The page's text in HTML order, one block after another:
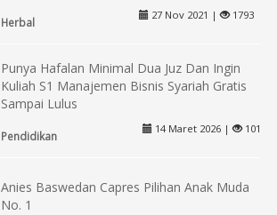
Herbal
27 Nov 2021 | 1793
Punya Hafalan Minimal Dua Juz Dan Ingin
Kuliah S1 Manajemen Bisnis Syariah Gratis
Sampai Lulus
Pendidikan
14 Maret 2026 | 101
Anies Baswedan Capres Pilihan Anak Muda
No. 1